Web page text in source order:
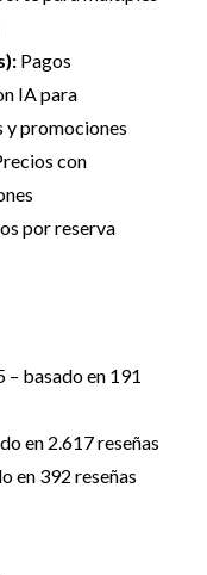
Pagos
IA para
y promociones
con
por reserva
– basado en 191
en 2.617 reseñas
en 392 reseñas